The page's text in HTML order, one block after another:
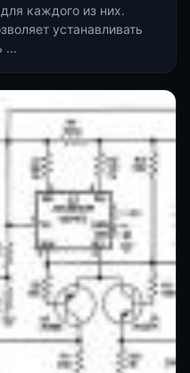
каждого из них.
устанавливать
...